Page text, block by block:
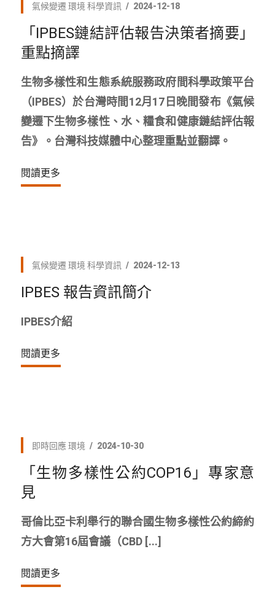
氣候變遷 環境 科學資訊 2024-12-18
「IPBES鏈結評估報告決策者摘要」
重點摘譯
生物多樣性和生態系統服務政府間科學政策平台
（IPBES）於台灣時間12月17日晚間發布《氣候
變遷下生物多樣性、水、糧食和健康鏈結評估報
告》。台灣科技媒體中心整理重點並翻譯。
閱讀更多
氣候變遷 環境 科學資訊 2024-12-13
IPBES 報告資訊簡介
IPBES介紹
閱讀更多
即時回應 環境 2024-10-30
「生物多樣性公約COP16」專家意
見
哥倫比亞卡利舉行的聯合國生物多樣性公約締約
方大會第16屆會議（CBD [...]
閱讀更多